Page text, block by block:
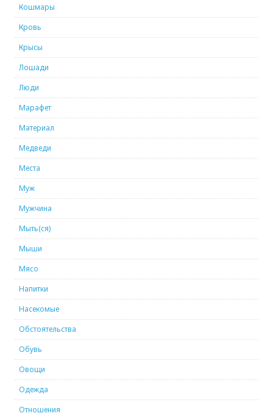
Кошмары
Кровь
Крысы
Лошади
Люди
Марафет
Материал
Медведи
Места
Муж
Мужчина
Мыть(ся)
Мыши
Мясо
Напитки
Насекомые
Обстоятельства
Обувь
Овощи
Одежда
Отношения